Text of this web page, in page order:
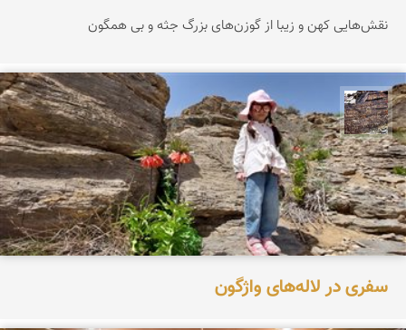
نقش‌هایی کهن و زیبا از گوزن‌های بزرگ جثه و بی همگون
محمد ناصری فرد
سفری در لاله‌های واژگون